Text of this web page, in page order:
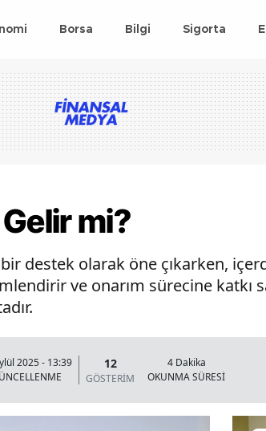
Borsa Bilgi Sigorta
mi?
destek olarak öne çıkarken,
ve onarım sürecine katkı
2025 - 13:39
12
GÖSTERİM
4 Dakika
OKUNMA SÜRESİ